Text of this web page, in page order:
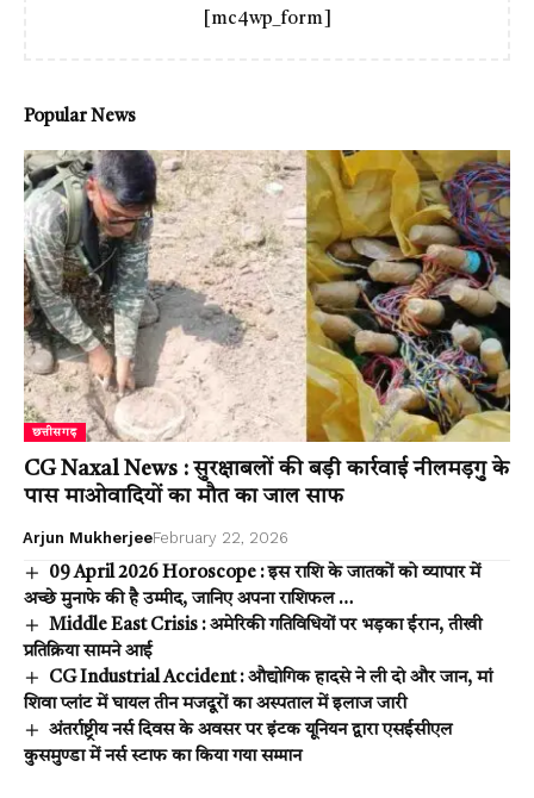
[mc4wp_form]
Popular News
छत्तीसगढ़
CG Naxal News : सुरक्षाबलों की बड़ी कार्रवाई नीलमड़गु के
पास माओवादियों का मौत का जाल साफ
Arjun MukherjeeFebruary 22, 2026
09 April 2026 Horoscope : इस राशि के जातकों को व्यापार में
अच्छे मुनाफे की है उम्मीद, जानिए अपना राशिफल …
Middle East Crisis : अमेरिकी गतिविधियों पर भड़का ईरान, तीखी
प्रतिक्रिया सामने आई
CG Industrial Accident : औद्योगिक हादसे ने ली दो और जान, मां
शिवा प्लांट में घायल तीन मजदूरों का अस्पताल में इलाज जारी
अंतर्राष्ट्रीय नर्स दिवस के अवसर पर इंटक यूनियन द्वारा एसईसीएल
कुसमुण्डा में नर्स स्टाफ का किया गया सम्मान